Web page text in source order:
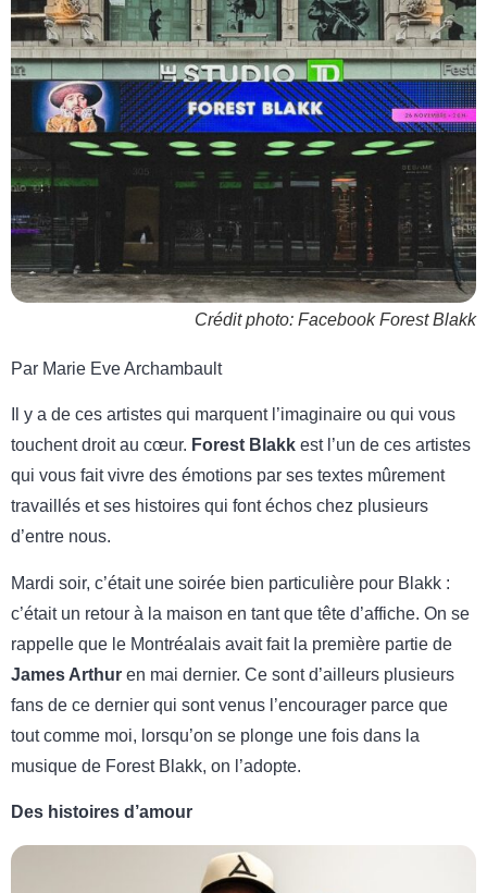
Crédit photo: Facebook Forest Blakk
Par Marie Eve Archambault
Il y a de ces artistes qui marquent l’imaginaire ou qui vous
touchent droit au cœur. Forest Blakk est l’un de ces artistes
qui vous fait vivre des émotions par ses textes mûrement
travaillés et ses histoires qui font échos chez plusieurs
d’entre nous.
Mardi soir, c’était une soirée bien particulière pour Blakk :
c’était un retour à la maison en tant que tête d’affiche. On se
rappelle que le Montréalais avait fait la première partie de
James Arthur en mai dernier. Ce sont d’ailleurs plusieurs
fans de ce dernier qui sont venus l’encourager parce que
tout comme moi, lorsqu’on se plonge une fois dans la
musique de Forest Blakk, on l’adopte.
Des histoires d’amour